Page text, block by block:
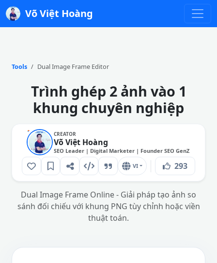
Võ Việt Hoàng
Tools Dual Image Frame Editor
Trình ghép 2 ảnh vào 1
khung chuyên nghiệp
CREATOR
Võ Việt Hoàng
SEO Leader | Digital Marketer | Founder SEO GenZ
VI 293
Dual Image Frame Online - Giải pháp tạo ảnh so
sánh đối chiếu với khung PNG tùy chỉnh hoặc viền
thuật toán.